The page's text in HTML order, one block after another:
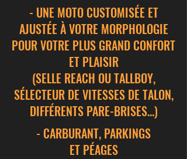
- UNE MOTO CUSTOMISÉE ET
AJUSTÉE À VOTRE MORPHOLOGIE
POUR VOTRE PLUS GRAND CONFORT
ET PLAISIR
(SELLE REACH OU TALLBOY,
SÉLECTEUR DE VITESSES DE TALON,
DIFFÉRENTS PARE-BRISES...)
- CARBURANT, PARKINGS
ET PÉAGES